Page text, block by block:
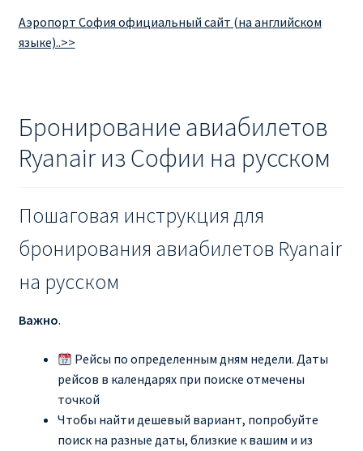
Аэропорт София официальный сайт (на английском
языке)..>>
Бронирование авиабилетов
Ryanair из Софии на русском
Пошаговая инструкция для
бронирования авиабилетов Ryanair
на русском
Важно.
Рейсы по определенным дням недели. Даты
рейсов в календарях при поиске отмечены
точкой
Чтобы найти дешевый вариант, попробуйте
поиск на разные даты, близкие к вашим и из